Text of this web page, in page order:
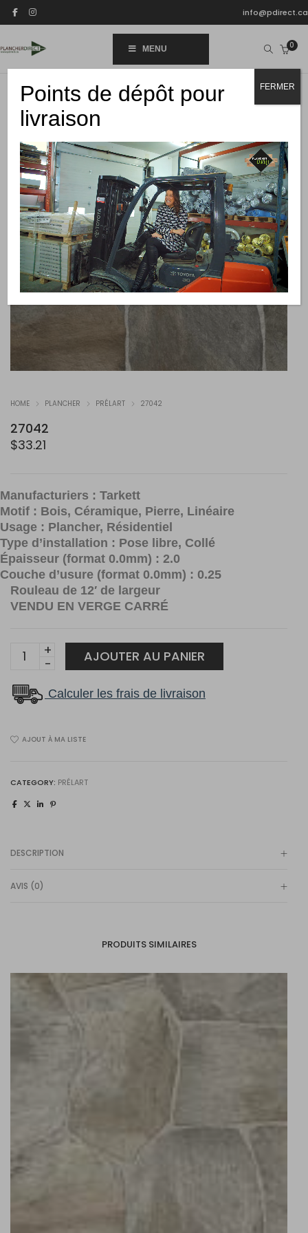
info@pdirect.ca
MENU 0
HOME PLANCHER PRÉLART 27042
27042
$33.21
Manufacturiers : Tarkett
Motif : Bois, Céramique, Pierre, Linéaire
Usage : Plancher, Résidentiel
Type d’installation : Pose libre, Collé
Épaisseur (format 0.0mm) : 2.0
Couche d’usure (format 0.0mm) : 0.25
Rouleau de 12′ de largeur
VENDU EN VERGE CARRÉ
27042
quantity
AJOUTER AU PANIER
Calculer les frais de livraison
AJOUT À MA LISTE
CATEGORY: PRÉLART
DESCRIPTION
AVIS (0)
PRODUITS SIMILAIRES
Points de dépôt pour
livraison
FERMER